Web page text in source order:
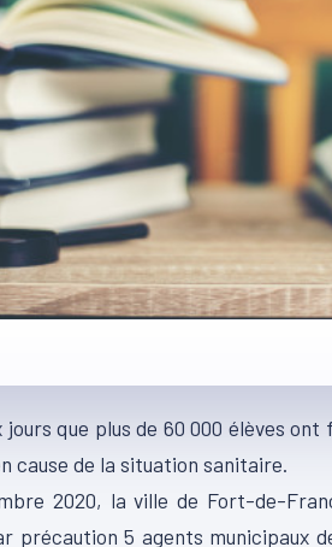
jours que plus de 60 000 élèves
cause de la situation sanitaire.
2020, la ville de Fort-de-
précaution 5 agents municipaux